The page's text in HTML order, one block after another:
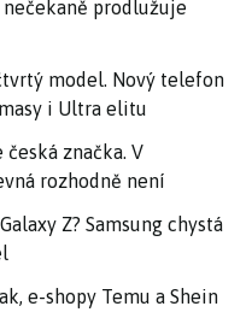
prodlužuje
model. Nový telefon
i Ultra elitu
značka. V
rozhodně není
Z? Samsung chystá
e-shopy Temu a Shein